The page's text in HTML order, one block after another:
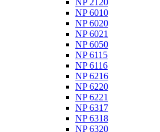
NP 6010
NP 6020
NP 6021
NP 6050
NP 6115
NP 6116
NP 6216
NP 6220
NP 6221
NP 6317
NP 6318
NP 6320